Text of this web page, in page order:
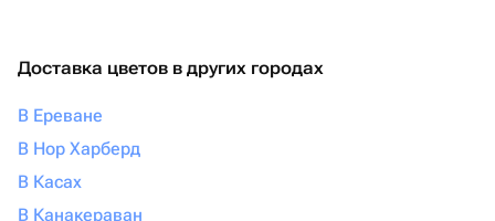
Доставка цветов в других городах
В Ереване
В Нор Харберд
В Касах
В Канакераван